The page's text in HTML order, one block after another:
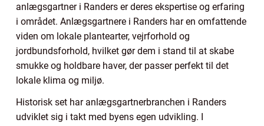
anlægsgartner i Randers er deres ekspertise og erfaring
i området. Anlægsgartnere i Randers har en omfattende
viden om lokale plantearter, vejrforhold og
jordbundsforhold, hvilket gør dem i stand til at skabe
smukke og holdbare haver, der passer perfekt til det
lokale klima og miljø.
Historisk set har anlægsgartnerbranchen i Randers
udviklet sig i takt med byens egen udvikling. I